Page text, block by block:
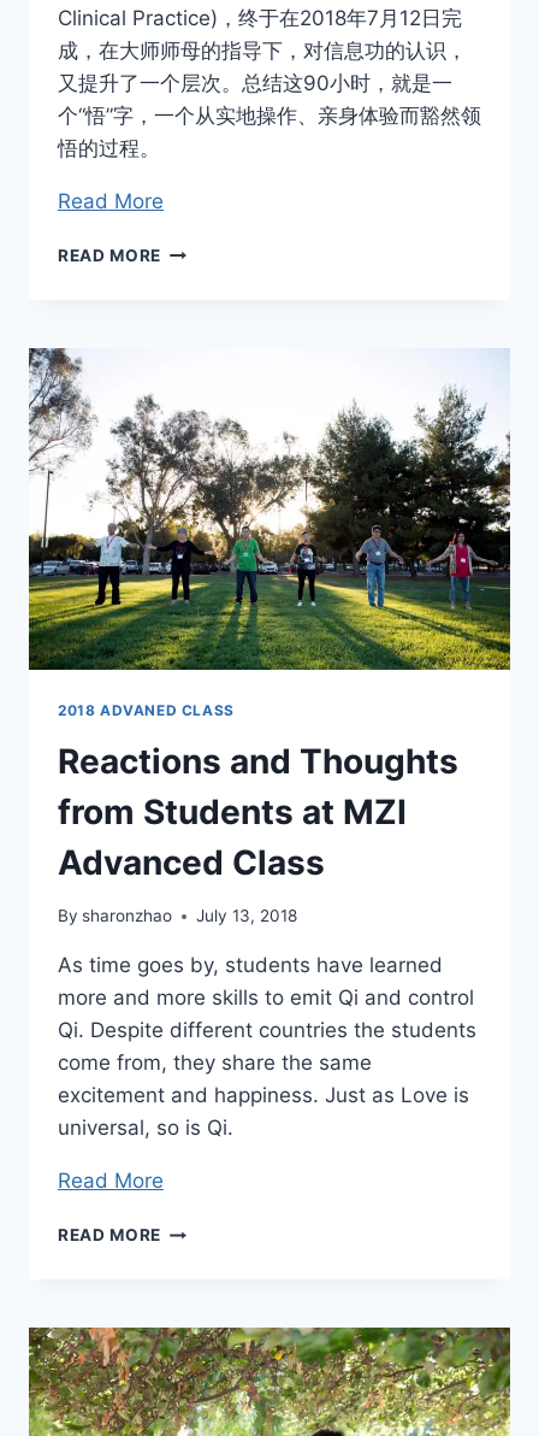
Clinical Practice)，终于在2018年7月12日完
成，在大师师母的指导下，对信息功的认识，
又提升了一个层次。总结这90小时，就是一
个“悟”字，一个从实地操作、亲身体验而豁然领
悟的过程。
Read More
READ MORE 进
2018 ADVANED CLASS
Reactions and Thoughts
from Students at MZI
Advanced Class
By sharonzhao July 13, 2018
As time goes by, students have learned
more and more skills to emit Qi and control
Qi. Despite different countries the students
come from, they share the same
excitement and happiness. Just as Love is
universal, so is Qi.
Read More
READ MORE REACTIONS
STUDENTS
AT
MZI
ADVANCED
CLASS